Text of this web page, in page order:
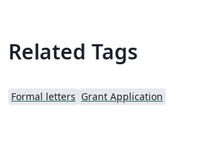
Related Tags
Formal letters Grant Application